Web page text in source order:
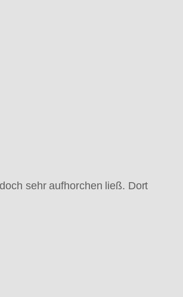
sehr aufhorchen ließ. Dort